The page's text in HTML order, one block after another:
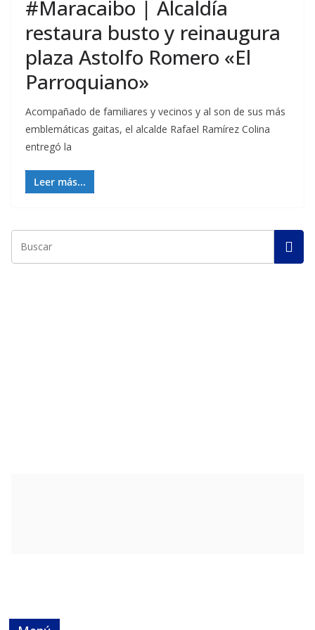
#Maracaibo | Alcaldía
restaura busto y reinaugura
plaza Astolfo Romero «El
Parroquiano»
Acompañado de familiares y vecinos y al son de sus más
emblemáticas gaitas, el alcalde Rafael Ramírez Colina
entregó la
Leer más...